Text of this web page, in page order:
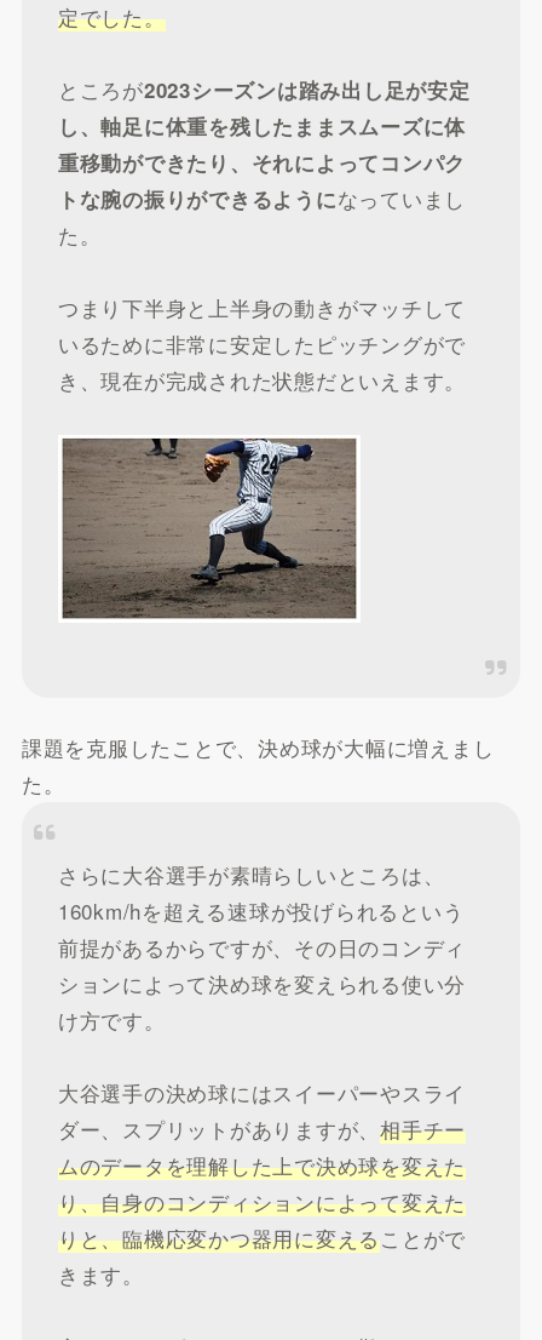
定でした。
ところが2023シーズンは踏み出し足が安定
し、軸足に体重を残したままスムーズに体
重移動ができたり、それによってコンパク
トな腕の振りができるようになっていまし
た。
つまり下半身と上半身の動きがマッチして
いるために非常に安定したピッチングがで
き、現在が完成された状態だといえます。
課題を克服したことで、決め球が大幅に増えまし
た。
さらに大谷選手が素晴らしいところは、
160km/hを超える速球が投げられるという
前提があるからですが、その日のコンディ
ションによって決め球を変えられる使い分
け方です。
大谷選手の決め球にはスイーパーやスライ
ダー、スプリットがありますが、相手チー
ムのデータを理解した上で決め球を変えた
り、自身のコンディションによって変えた
りと、臨機応変かつ器用に変えることがで
きます。